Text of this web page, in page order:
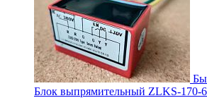
Блок выпрямительный ZLKS-170-6